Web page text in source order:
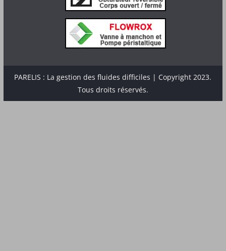
PARELIS : La gestion des fluides difficiles | Copyright 2023.
Tous droits réservés.